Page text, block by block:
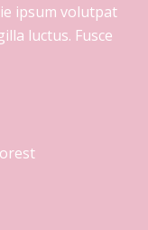
ipsum volutpat
luctus. Fusce